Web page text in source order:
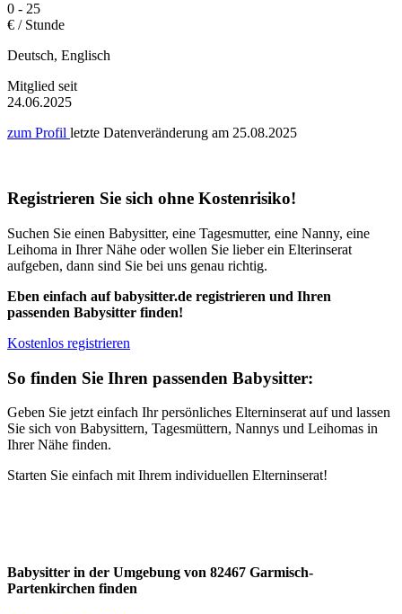
0 - 25
€ / Stunde
Deutsch, Englisch
Mitglied seit
24.06.2025
zum Profil letzte Datenveränderung am 25.08.2025
Registrieren Sie sich ohne Kostenrisiko!
Suchen Sie einen Babysitter, eine Tagesmutter, eine Nanny, eine
Leihoma in Ihrer Nähe oder wollen Sie lieber ein Elterinserat
aufgeben, dann sind Sie bei uns genau richtig.
Eben einfach auf babysitter.de registrieren und Ihren
passenden Babysitter finden!
Kostenlos registrieren
So finden Sie Ihren passenden Babysitter:
Geben Sie jetzt einfach Ihr persönliches Elterninserat auf und lassen
Sie sich von Babysittern, Tagesmüttern, Nannys und Leihomas in
Ihrer Nähe finden.
Starten Sie einfach mit Ihrem individuellen Elterninserat!
Babysitter in der Umgebung von 82467 Garmisch-
Partenkirchen finden